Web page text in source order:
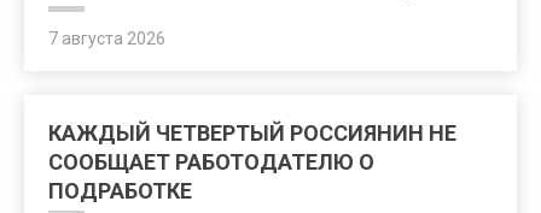
7 августа 2026
КАЖДЫЙ ЧЕТВЕРТЫЙ РОССИЯНИН НЕ
СООБЩАЕТ РАБОТОДАТЕЛЮ О
ПОДРАБОТКЕ